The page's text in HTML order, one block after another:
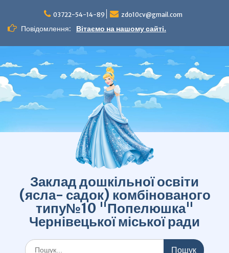
вмісту
03722-54-14-89 zdo10cv@gmail.com
Повідомлення: Вітаємо на нашому сайті.
Заклад дошкільної освіти
(ясла- садок) комбінованого
типу№10 "Попелюшка"
Чернівецької міської ради
Шукати: